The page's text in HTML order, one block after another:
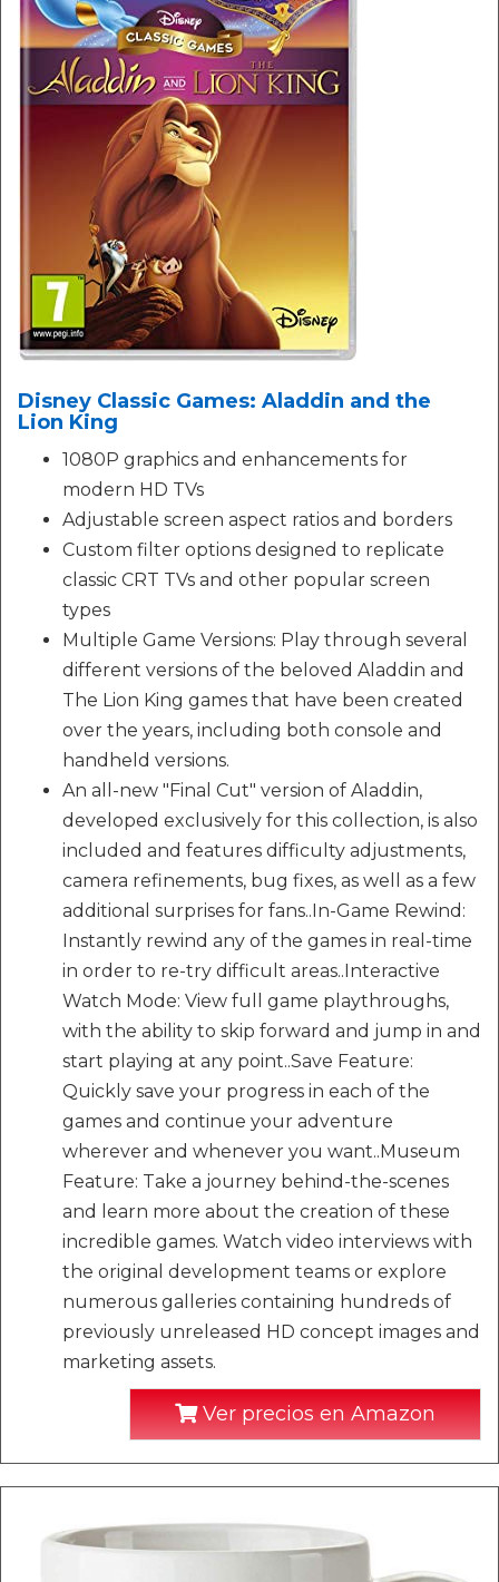
Disney Classic Games: Aladdin and the
Lion King
1080P graphics and enhancements for
modern HD TVs
Adjustable screen aspect ratios and borders
Custom filter options designed to replicate
classic CRT TVs and other popular screen
types
Multiple Game Versions: Play through several
different versions of the beloved Aladdin and
The Lion King games that have been created
over the years, including both console and
handheld versions.
An all-new "Final Cut" version of Aladdin,
developed exclusively for this collection, is also
included and features difficulty adjustments,
camera refinements, bug fixes, as well as a few
additional surprises for fans..In-Game Rewind:
Instantly rewind any of the games in real-time
in order to re-try difficult areas..Interactive
Watch Mode: View full game playthroughs,
with the ability to skip forward and jump in and
start playing at any point..Save Feature:
Quickly save your progress in each of the
games and continue your adventure
wherever and whenever you want..Museum
Feature: Take a journey behind-the-scenes
and learn more about the creation of these
incredible games. Watch video interviews with
the original development teams or explore
numerous galleries containing hundreds of
previously unreleased HD concept images and
marketing assets.
Ver precios en Amazon